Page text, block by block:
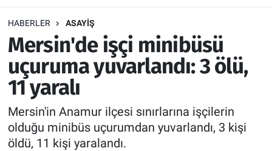
HABERLER ASAYİŞ
Mersin'de işçi minibüsü
uçuruma yuvarlandı: 3 ölü,
11 yaralı
Mersin'in Anamur ilçesi sınırlarına işçilerin
olduğu minibüs uçurumdan yuvarlandı, 3 kişi
öldü, 11 kişi yaralandı.
Trafik Durumu
Süper Lig Puan Durumu ve Fikstür
Tüm Manşetler
Son Dakika Haberleri
Haber Arşivi